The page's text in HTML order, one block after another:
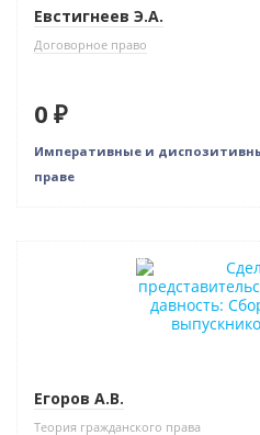
Евстигнеев Э.А.
Договорное право
0 ₽
Императивные и
праве
Нет в наличии
Егоров А.В.
Теория гражданского права